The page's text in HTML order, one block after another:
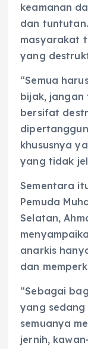
keamanan
dan
masyarakat
yang
“Semua
bijak, jangan
bersifat
khususnya
yang tidak
Sementara
Pemuda
Selatan,
anarkis
dan
“Sebagai
yang sedang
semuanya
jernih,